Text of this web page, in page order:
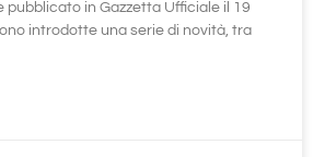
pubblicato in Gazzetta Ufficiale il 19
introdotte una serie di novità, tra